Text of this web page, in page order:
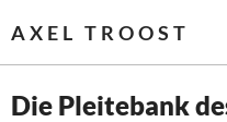
AXEL TROOST
Die Pleitebank